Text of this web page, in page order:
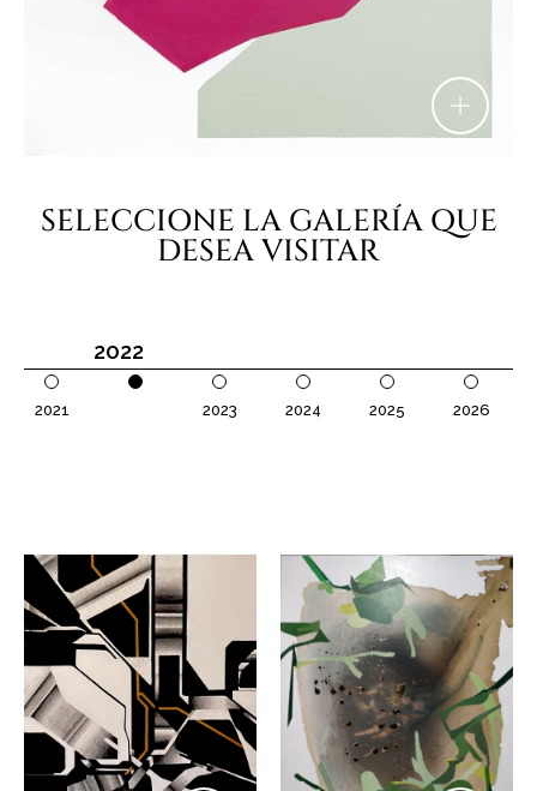
SELECCIONE LA GALERÍA QUE
DESEA VISITAR
2021
2022
2023 2024 2025 2026